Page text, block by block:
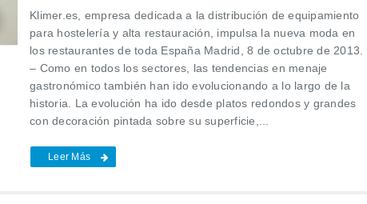
Klimer.es, empresa dedicada a la distribución de equipamiento
para hostelería y alta restauración, impulsa la nueva moda en
los restaurantes de toda España Madrid, 8 de octubre de 2013.
– Como en todos los sectores, las tendencias en menaje
gastronómico también han ido evolucionando a lo largo de la
historia. La evolución ha ido desde platos redondos y grandes
con decoración pintada sobre su superficie,...
Leer Más